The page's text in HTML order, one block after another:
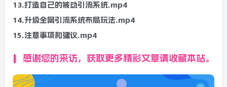
13.打造自己的被动引流系统.mp4
14.升级全网引流系统布局玩法.mp4
15.注意事项和建议.mp4
感谢您的来访，获取更多精彩文章请收藏本站。